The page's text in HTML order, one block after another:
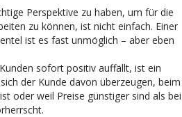
Perspektive zu haben, um für die
zu können, ist nicht einfach. Einer
ist es fast unmöglich – aber eben
sofort positiv auffällt, ist ein
der Kunde davon überzeugen, beim
oder weil Preise günstiger sind als bei